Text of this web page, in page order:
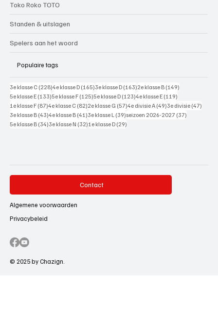
Toko Roko TOTO
Standen & uitslagen
Spelers aan het woord
Populaire tags
3e klasse C (228)228 posts
4e klasse D (165)165 posts
3e klasse D (163)163 posts
2e klasse B (149)
5e klasse E (133)133 posts
5e klasse F (125)125 posts
5e klasse D (123)123 posts
4e klasse E (119)
1e klasse F (87)87 posts
4e klasse C (82)82 posts
2e klasse G (57)57 posts
4e divisie A (49)49 posts
3e divisie (47)
3e klasse B (43)43 posts
4e klasse B (41)41 posts
3e klasse L (39)39 posts
seizoen 2026-2027 (37)
5e klasse B (34)34 posts
3e klasse N (32)32 posts
1e klasse D (29)
Contact
Algemene voorwaarden
Privacybeleid
© 2025 by Chazign.